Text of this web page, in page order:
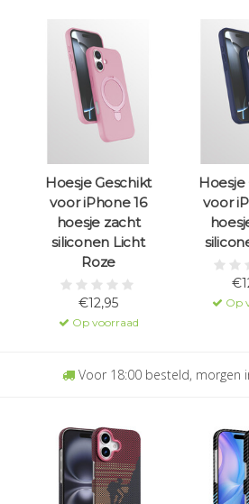
Hoesje Geschikt
voor iPhone 16
hoesje zacht
siliconen Licht
Roze
€12,95
Op voorraad
Hoesje
voor
Op
Voor 18:00 besteld, morgen